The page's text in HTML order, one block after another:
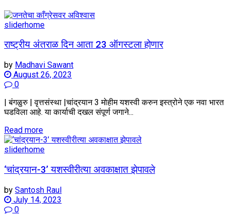
sliderhome
राष्ट्रीय अंतराळ दिन आता 23 ऑगस्टला होणार
by Madhavi Sawant
August 26, 2023
0
| बंगळुरु | वृत्तसंस्था |चांद्रयान 3 मोहीम यशस्वी करुन इस्त्रोने एक नवा भारत
घडविला आहे. या कार्याची दखल संपूर्ण जगाने...
Read moreDetails
sliderhome
‘चांद्रयान-3’ यशस्वीरीत्या अवकाक्षात झेपावले
by Santosh Raul
July 14, 2023
0